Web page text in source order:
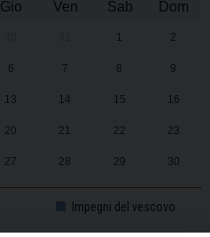
Gio Ven Sab Dom
1 2
6 7 8 9
13 14 15 16
20 21 22 23
27 28 29 30
3 4 5 6
Impegni del vescovo